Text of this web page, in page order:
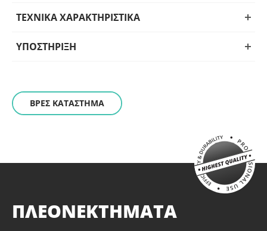
ΤΕΧΝΙΚΑ ΧΑΡΑΚΤΗΡΙΣΤΙΚΑ
ΥΠΟΣΤΗΡΙΞΗ
ΒΡΕΣ ΚΑΤΑΣΤΗΜΑ
ΠΛΕΟΝΕΚΤΗΜΑΤΑ